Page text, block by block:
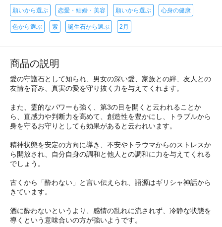
願いから選ぶ 恋愛・結婚・美容 願いから選ぶ 心身の健康
色から選ぶ 紫 誕生石から選ぶ 2月
商品の説明
愛の守護石として知られ、男女の深い愛、家族との絆、友人との
友情を育み、真実の愛を守り抜く力を与えてくれます。
また、霊的なパワーも強く、第3の目を開くと云われることか
ら、直感力や判断力を高めて、創造性を豊かにし、トラブルから
身を守るお守りとしても効果があると云われいます。
精神状態を安定の方向に導き、不安やトラウマからのストレスか
ら開放され、自分自身の調和と他人との調和に力を与えてくれる
でしょう。
古くから「酔わない」と言い伝えられ、語源はギリシャ神話から
きています。
酒に酔わないというより、感情の乱れに流されず、冷静な状態を
導くという意味合いの方が強いようです。